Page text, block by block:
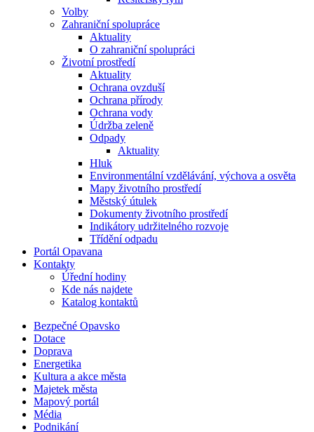
Volby
Zahraniční spolupráce
Aktuality
O zahraniční spolupráci
Životní prostředí
Aktuality
Ochrana ovzduší
Ochrana přírody
Ochrana vody
Údržba zeleně
Odpady
Aktuality
Hluk
Environmentální vzdělávání, výchova a osvěta
Mapy životního prostředí
Městský útulek
Dokumenty životního prostředí
Indikátory udržitelného rozvoje
Třídění odpadu
Portál Opavana
Kontakty
Úřední hodiny
Kde nás najdete
Katalog kontaktů
Bezpečné Opavsko
Dotace
Doprava
Energetika
Kultura a akce města
Majetek města
Mapový portál
Média
Podnikání